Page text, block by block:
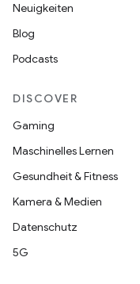
Neuigkeiten
Blog
Podcasts
DISCOVER
Gaming
Maschinelles Lernen
Gesundheit & Fitness
Kamera & Medien
Datenschutz
5G